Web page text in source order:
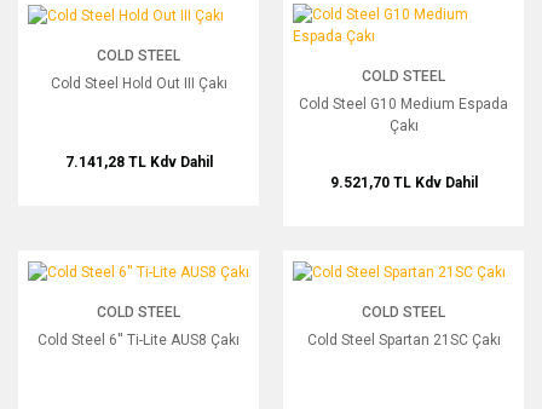
Cold Steel Hold Out III Çakı
COLD STEEL
Cold Steel Hold Out III Çakı
7.141,28 TL Kdv Dahil
Cold Steel G10 Medium Espada Çakı
COLD STEEL
Cold Steel G10 Medium Espada
Çakı
9.521,70 TL Kdv Dahil
Cold Steel 6'' Ti-Lite AUS8 Çakı
COLD STEEL
Cold Steel 6'' Ti-Lite AUS8 Çakı
Cold Steel Spartan 21SC Çakı
COLD STEEL
Cold Steel Spartan 21SC Çakı